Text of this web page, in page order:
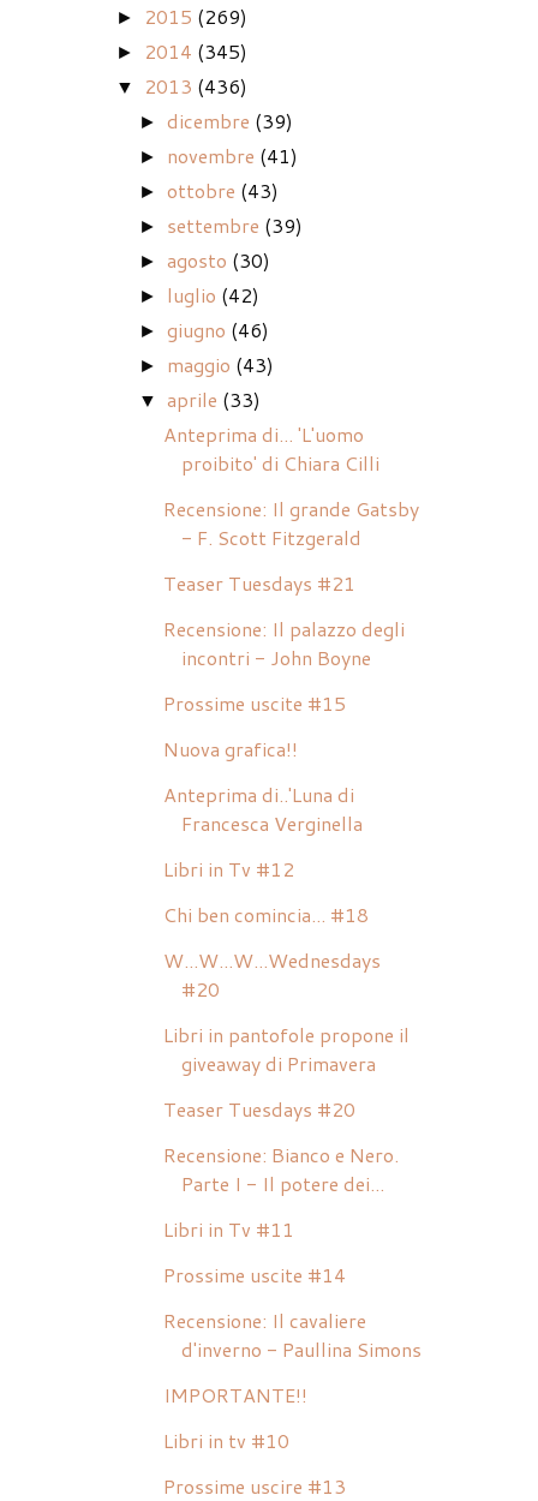
► 2015 (269)
► 2014 (345)
▼ 2013 (436)
►dicembre (39)
► novembre (41)
►ottobre (43)
► settembre (39)
►agosto (30)
► luglio (42)
►giugno (46)
► maggio (43)
▼ aprile (33)
Anteprima di... 'L'uomo
proibito' di Chiara Cilli
Recensione: Il grande Gatsby
- F. Scott Fitzgerald
Teaser Tuesdays #21
Recensione: Il palazzo degli
incontri - John Boyne
Prossime uscite #15
Nuova grafica!!
Anteprima di..'Luna di
Francesca Verginella
Libri in Tv #12
Chi ben comincia... #18
W...W...W...Wednesdays
#20
Libri in pantofole propone il
giveaway di Primavera
Teaser Tuesdays #20
Recensione: Bianco e Nero.
Parte I - Il potere dei...
Libri in Tv #11
Prossime uscite #14
Recensione: Il cavaliere
d'inverno - Paullina Simons
IMPORTANTE!!
Libri in tv #10
Prossime uscire #13